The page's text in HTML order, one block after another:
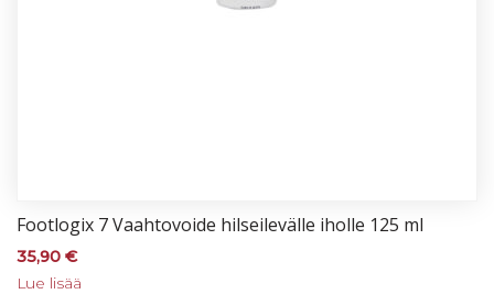
Foot­lo­gix 7 Vaah­to­voi­de hil­sei­le­väl­le ihol­le 125 ml
35,90 €
Lue lisää